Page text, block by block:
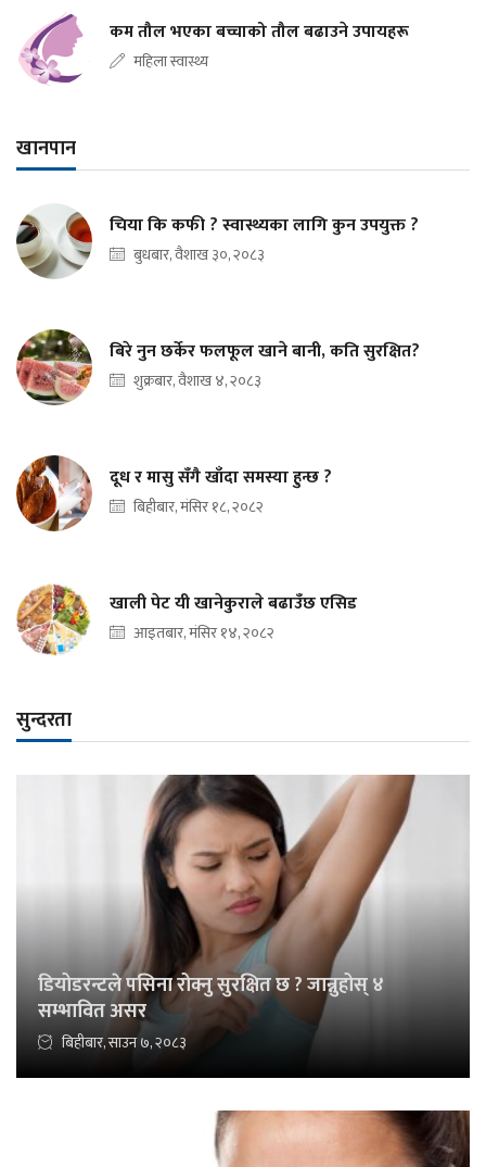
कम तौल भएका बच्चाको तौल बढाउने उपायहरू
महिला स्वास्थ्य
खानपान
चिया कि कफी ? स्वास्थ्यका लागि कुन उपयुक्त ?
बुधबार, वैशाख ३०, २०८३
बिरे नुन छर्केर फलफूल खाने बानी, कति सुरक्षित?
शुक्रबार, वैशाख ४, २०८३
दूध र मासु सँगै खाँदा समस्या हुन्छ ?
बिहीबार, मंसिर १८, २०८२
खाली पेट यी खानेकुराले बढाउँछ एसिड
आइतबार, मंसिर १४, २०८२
सुन्दरता
डियोडरन्टले पसिना रोक्नु सुरक्षित छ ? जान्नुहोस् ४
सम्भावित असर
बिहीबार, साउन ७, २०८३